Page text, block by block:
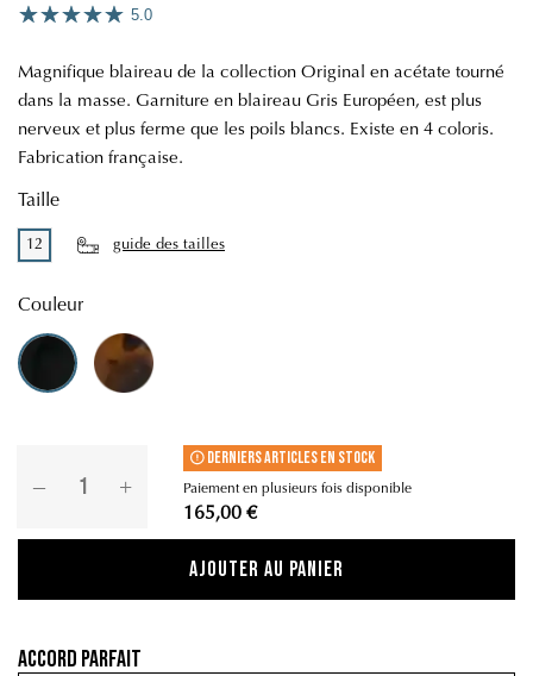
5.0
Magnifique blaireau de la collection Original en acétate tourné
dans la masse. Garniture en blaireau Gris Européen, est plus
nerveux et plus ferme que les poils blancs. Existe en 4 coloris.
Fabrication française.
Taille
12 guide des tailles
Couleur
Noir Écaille
Derniers articles en stock
Paiement en plusieurs fois disponible
165,00 €
Ajouter au panier
Accord parfait